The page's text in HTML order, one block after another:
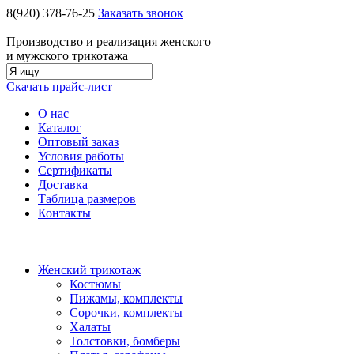
8(920) 378-76-25 Заказать звонок
Производство и реализация женского
и мужского трикотажа
Скачать прайс-лист
О нас
Каталог
Оптовый заказ
Условия работы
Сертификаты
Доставка
Таблица размеров
Контакты
Женский трикотаж
Костюмы
Пижамы, комплекты
Сорочки, комплекты
Халаты
Толстовки, бомберы